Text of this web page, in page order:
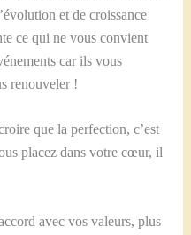
et de croissance
ce qui ne vous convient
car ils vous
renouveler !
que la perfection, c’est
placez dans votre cœur, il
avec vos valeurs, plus